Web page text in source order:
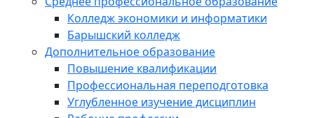
Колледж экономики и информатики
Барышский колледж
Дополнительное образование
Повышение квалификации
Профессиональная переподготовка
Углубленное изучение дисциплин